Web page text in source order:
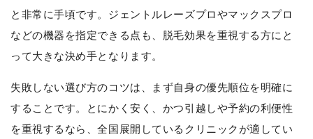
と非常に手頃です。ジェントルレーズプロやマックスプロ
などの機器を指定できる点も、脱毛効果を重視する方にと
って大きな決め手となります。
失敗しない選び方のコツは、まず自身の優先順位を明確に
することです。とにかく安く、かつ引越しや予約の利便性
を重視するなら、全国展開しているクリニックが適してい